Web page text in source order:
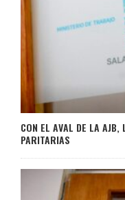
CON EL AVAL DE LA
PARITARIAS